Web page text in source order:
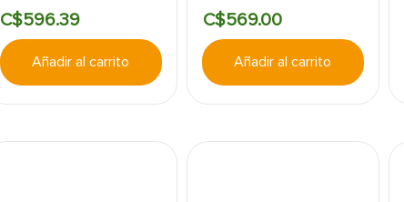
C$596.39
Añadir al carrito
C$569.00
Añadir al carrito